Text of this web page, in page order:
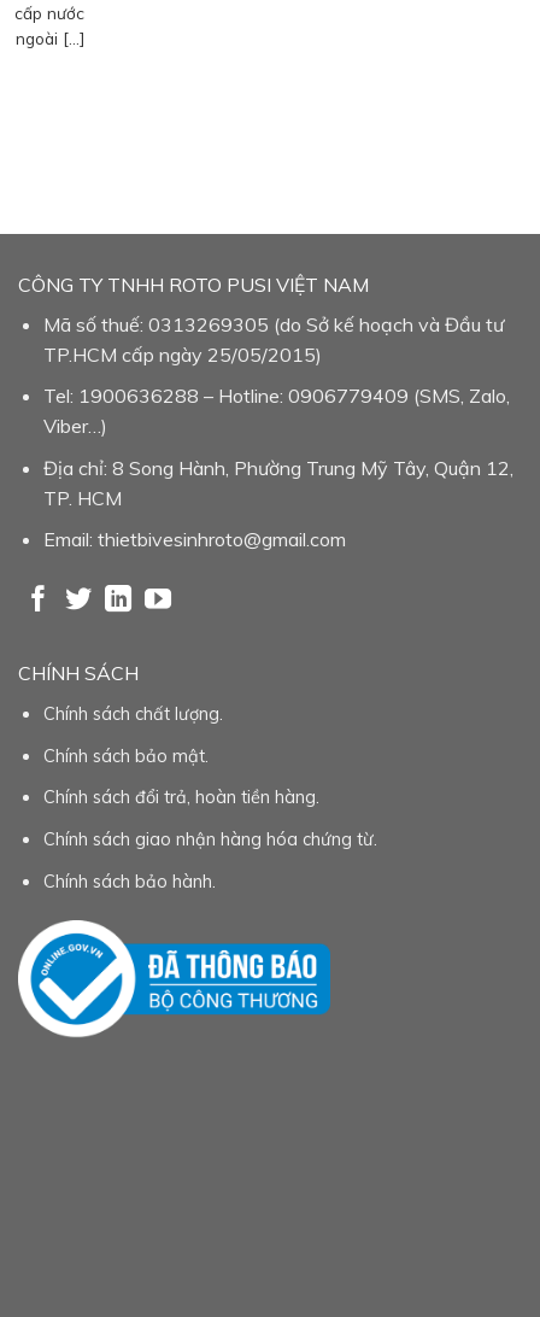
cấp nước
ngoài […]
CÔNG TY TNHH ROTO PUSI VIỆT NAM
Mã số thuế: 0313269305 (do Sở kế hoạch và Đầu tư
TP.HCM cấp ngày 25/05/2015)
Tel: 1900636288 – Hotline: 0906779409 (SMS, Zalo,
Viber…)
Địa chỉ: 8 Song Hành, Phường Trung Mỹ Tây, Quận 12,
TP. HCM
Email: thietbivesinhroto@gmail.com
CHÍNH SÁCH
Chính sách chất lượng.
Chính sách bảo mật.
Chính sách đổi trả, hoàn tiền hàng.
Chính sách giao nhận hàng hóa chứng từ.
Chính sách bảo hành.